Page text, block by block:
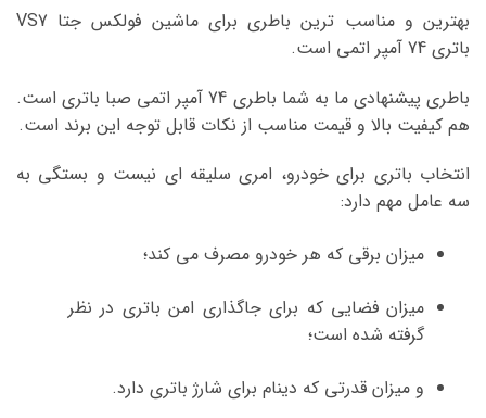
بهترین و مناسب ترین باطری برای ماشین فولکس جتا VS7
باتری 74 آمپر اتمی است.
باطری پیشنهادی ما به شما باطری 74 آمپر اتمی صبا باتری است.
هم کیفیت بالا و قیمت مناسب از نکات قابل توجه این برند است.
انتخاب باتری برای خودرو، امری سلیقه ای نیست و بستگی به
سه عامل مهم دارد:
میزان برقی که هر خودرو مصرف می کند؛
میزان فضایی که برای جاگذاری امن باتری در نظر
گرفته شده است؛
و میزان قدرتی که دینام برای شارژ باتری دارد.